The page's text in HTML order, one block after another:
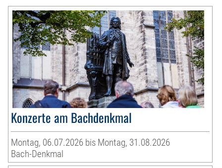
Konzerte am Bachdenkmal
Montag, 06.07.2026 bis Montag, 31.08.2026
Bach-Denkmal